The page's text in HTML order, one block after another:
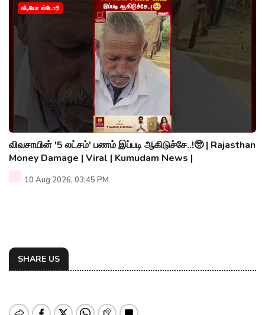
வீடியோ ஸ்டோரி
விவசாயின் '5 லட்சம்' பணம் இப்படி ஆகிடுச்சே..!🥺 | Rajasthan
Money Damage | Viral | Kumudam News |
10 Aug 2026, 03:45 PM
SHARE US